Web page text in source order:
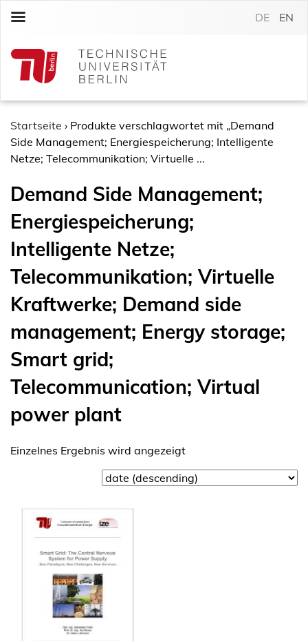
c
DE EN
Startseite › Produkte verschlagwortet mit „Demand
Side Management; Energiespeicherung; Intelligente
Netze; Telecommunikation; Virtuelle ...
Demand Side Management;
Energiespeicherung;
Intelligente Netze;
Telecommunikation; Virtuelle
Kraftwerke; Demand side
management; Energy storage;
Smart grid;
Telecommunication; Virtual
power plant
Einzelnes Ergebnis wird angezeigt